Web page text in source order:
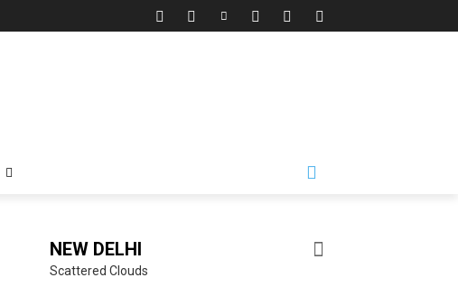
NEW DELHI
Scattered Clouds